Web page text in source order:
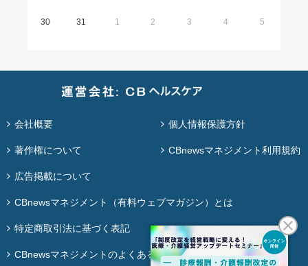
30 31 1 2 3 4 5
会社概要 個人情報保護方針
著作権について CBnewsマネジメント利用規約
広告掲載について
CBnewsマネジメント（有料ウェブマガジン）とは
特定商取引法に基づく表記
CBnewsマネジメントのよくある質問